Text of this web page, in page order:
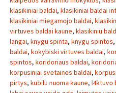
klasikiniai baldai, klasikiniai baldai
klasikiniai miegamojo baldai,
virtuves baldai kaune, klasikiniu
langai, knygu spinta, knygų spintos,
baldai, kokybiski virtuves baldai,
spintos, koridoriaus baldai,
korpusiniai svetaines baldai,
pirtys, kubilu nuoma kaune, l4ktuvo